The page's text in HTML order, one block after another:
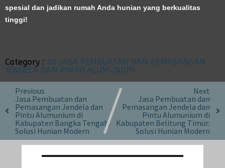
spesial dan jadikan rumah Anda hunian yang berkualitas
tinggi!
Category : 10 JASA PEMBUATAN DAN PEMASANGAN
JENDELA DAN PINTU ALUMUNIUM
Previous
Jasa Pembuatan dan
Pemasangan Jendela dan
Pintu Alumunium di
Kabupaten Bangka Tengah:
Solusi Hunian Modern
Next
Jasa Pembuatan dan
Pemasangan Jendela dan
Pintu Alumunium di
Kabupaten Belitung Timur:
Solusi Hunian Modern